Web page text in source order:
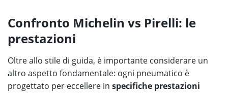
Confronto Michelin vs Pirelli: le
prestazioni
Oltre allo stile di guida, è importante considerare un
altro aspetto fondamentale: ogni pneumatico è
progettato per eccellere in specifiche prestazioni